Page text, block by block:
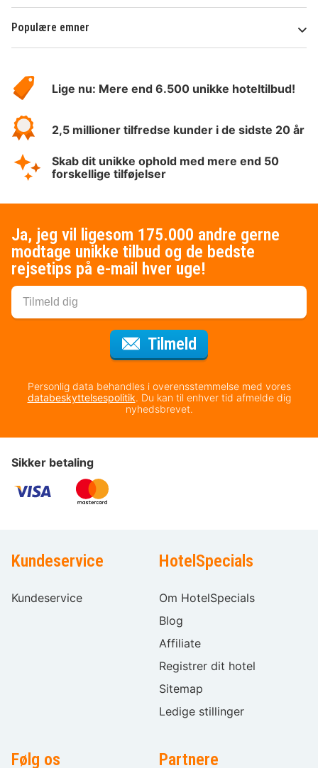
Populære emner
HotelSpecials
Lige nu: Mere end 6.500 unikke hoteltilbud!
2,5 millioner tilfredse kunder i de sidste 20 år
Skab dit unikke ophold med mere end 50
forskellige tilføjelser
Ja, jeg vil ligesom 175.000 andre gerne
modtage unikke tilbud og de bedste
rejsetips på e-mail hver uge!
Tilmeld
Personlig data behandles i overensstemmelse med vores
databeskyttelsespolitik. Du kan til enhver tid afmelde dig
nyhedsbrevet.
Sikker betaling
Kundeservice
Kundeservice
HotelSpecials
Om HotelSpecials
Blog
Affiliate
Registrer dit hotel
Sitemap
Ledige stillinger
Følg os Partnere